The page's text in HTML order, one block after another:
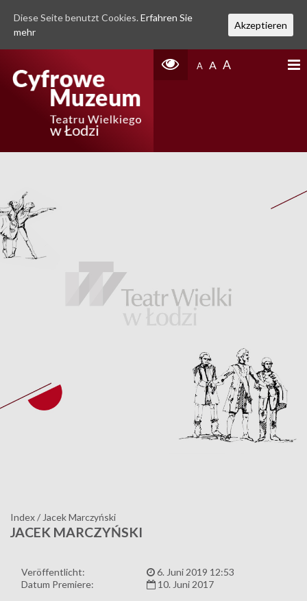
A A A
Index/ Jacek Marczyński
JACEK MARCZYŃSKI
Veröffentlicht:
6. Juni 2019 12:53
Datum Premiere:
10. Juni 2017
Diese Seite benutzt Cookies. Erfahren Sie
mehr
Akzeptieren